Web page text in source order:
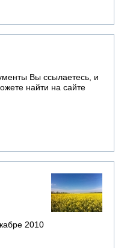
Вы ссылаетесь, и
найти на сайте
2010